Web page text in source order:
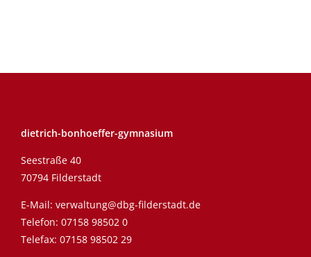
dietrich-bonhoeffer-gymnasium
Seestraße 40
70794 Filderstadt
E-Mail: verwaltung@dbg-filderstadt.de
Telefon: 07158 98502 0
Telefax: 07158 98502 29